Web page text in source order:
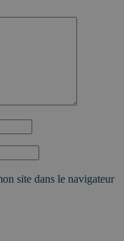
site dans le navigateur